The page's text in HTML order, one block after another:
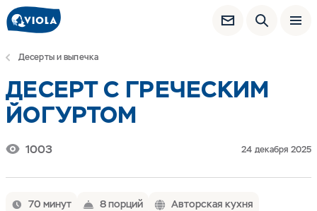
Десерты и выпечка
ДЕСЕРТ С ГРЕЧЕСКИМ
ЙОГУРТОМ
1003 24 декабря 2025
70 минут 8 порций
Авторская кухня